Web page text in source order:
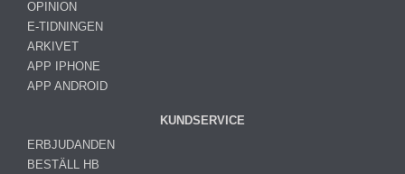
OPINION
E-TIDNINGEN
ARKIVET
APP IPHONE
APP ANDROID
KUNDSERVICE
ERBJUDANDEN
BESTÄLL HB